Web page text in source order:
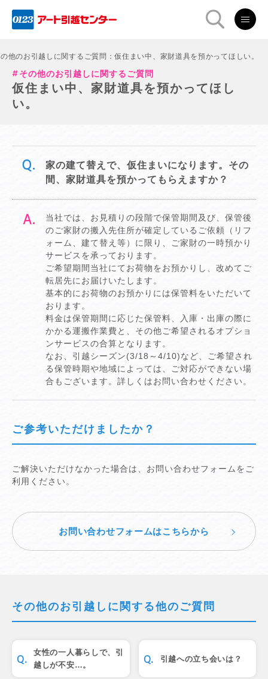
他のお引越しに関するご質問：仮住まい中、家財道具を預かってほしい。
その他のお引越しに関するご質問
仮住まい中、家財道具を預かってほし
い。
家の建て替えで、仮住まいになります。その
間、家財道具を預かってもらえますか？
当社では、お見積りの段階で保管期間及び、保管後
のご家財の搬入先住所が確定しているご依頼（リフ
ォーム、建て替え等）に限り、ご家財の一時預かり
サービスを承っております。
ご希望期間当社にてお荷物をお預かりし、改めてご
転居先にお届けいたします。
基本的にお荷物のお預かりには保管料をいただいて
おります。
料金は保管期間に応じた保管料、入庫・出庫の際に
かかる運搬作業費と、その他ご希望されるオプショ
ンサービスの合算となります。
なお、引越シーズン(3/18～4/10)など、ご希望され
る保管時期や地域によっては、ご対応ができない場
合もございます。詳しくはお問い合わせください。
ご参考いただけましたか？
ご解決いただけなかった場合は、お問い合わせフォームをご
利用ください。
お問い合わせフォームはこちらから
その他のお引越しに関する他のご質問
女性の一人暮らしで、引
越しが不安…。
引越への立ち会いは？